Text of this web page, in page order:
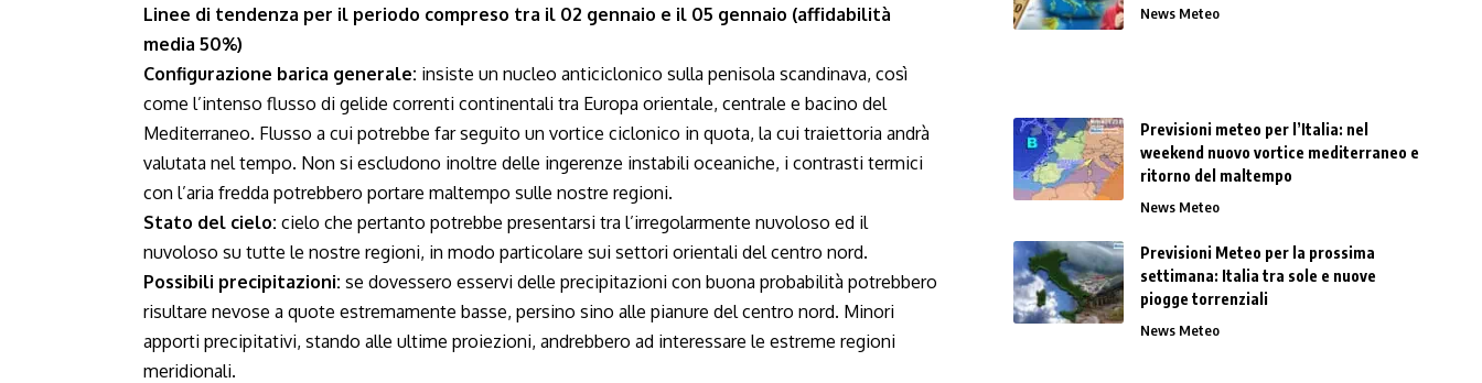
Linee di tendenza per il periodo compreso tra il 02 gennaio e il 05 gennaio (affidabilità
media 50%)
Configurazione barica generale: insiste un nucleo anticiclonico sulla penisola scandinava, così
come l’intenso flusso di gelide correnti continentali tra Europa orientale, centrale e bacino del
Mediterraneo. Flusso a cui potrebbe far seguito un vortice ciclonico in quota, la cui traiettoria andrà
valutata nel tempo. Non si escludono inoltre delle ingerenze instabili oceaniche, i contrasti termici
con l’aria fredda potrebbero portare maltempo sulle nostre regioni.
Stato del cielo: cielo che pertanto potrebbe presentarsi tra l’irregolarmente nuvoloso ed il
nuvoloso su tutte le nostre regioni, in modo particolare sui settori orientali del centro nord.
Possibili precipitazioni: se dovessero esservi delle precipitazioni con buona probabilità potrebbero
risultare nevose a quote estremamente basse, persino sino alle pianure del centro nord. Minori
apporti precipitativi, stando alle ultime proiezioni, andrebbero ad interessare le estreme regioni
meridionali.
News Meteo
Previsioni meteo per l’Italia: nel
weekend nuovo vortice mediterraneo e
ritorno del maltempo
News Meteo
Previsioni Meteo per la prossima
settimana: Italia tra sole e nuove
piogge torrenziali
News Meteo